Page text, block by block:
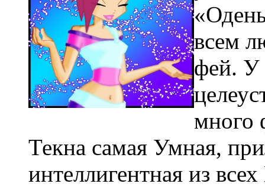
всем
фей. У
много
Текна самая Умная,
интеллигентная из